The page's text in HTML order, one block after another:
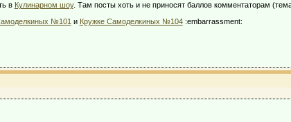
в Кулинарном шоу. Там посты хоть и не приносят баллов комментаторам
№101 и Кружке Самоделкиных №104:embarrassment: